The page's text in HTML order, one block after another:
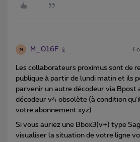
M M_016F
Les collaborateurs proximus sont de
publique à partir de lundi matin et ils
parvenir un autre décodeur via Bpost
décodeur v4 obsolète (à condition
votre abonnement xyz)
Si vous auriez une Bbox3(v+) type
visualiser la situation de votre ligne